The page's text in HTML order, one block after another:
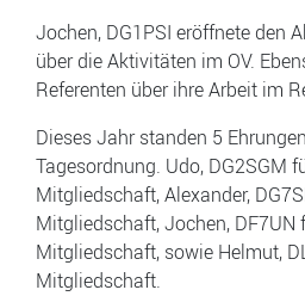
Jochen, DG1PSI eröffnete den
über die Aktivitäten im OV.
Referenten über ihre Arbeit im
Dieses Jahr standen 5
Tagesordnung. Udo, DG2SGM
Mitgliedschaft, Alexander,
Mitgliedschaft, Jochen, DF7UN
Mitgliedschaft, sowie Helmut,
Mitgliedschaft.